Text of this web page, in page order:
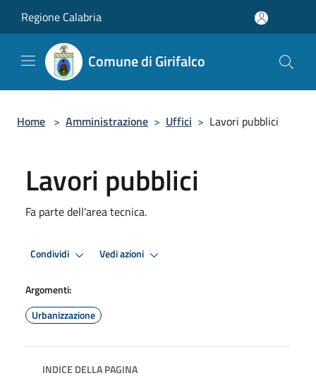
Regione Calabria
Comune di Girifalco
Home > Amministrazione > Uffici > Lavori pubblici
Lavori pubblici
Fa parte dell'area tecnica.
Condividi Vedi azioni
Argomenti:
Urbanizzazione
INDICE DELLA PAGINA